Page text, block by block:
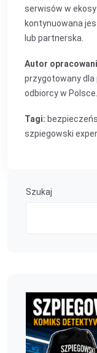
serwisów w
kontynuowana
lub partnerska.
Autor
przygotowany dla
odbiorcy w Polsce.
Tagi:
szpiegowski
Szukaj